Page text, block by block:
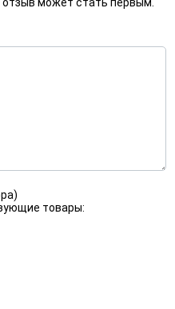
отзыв может стать первым.
товары: